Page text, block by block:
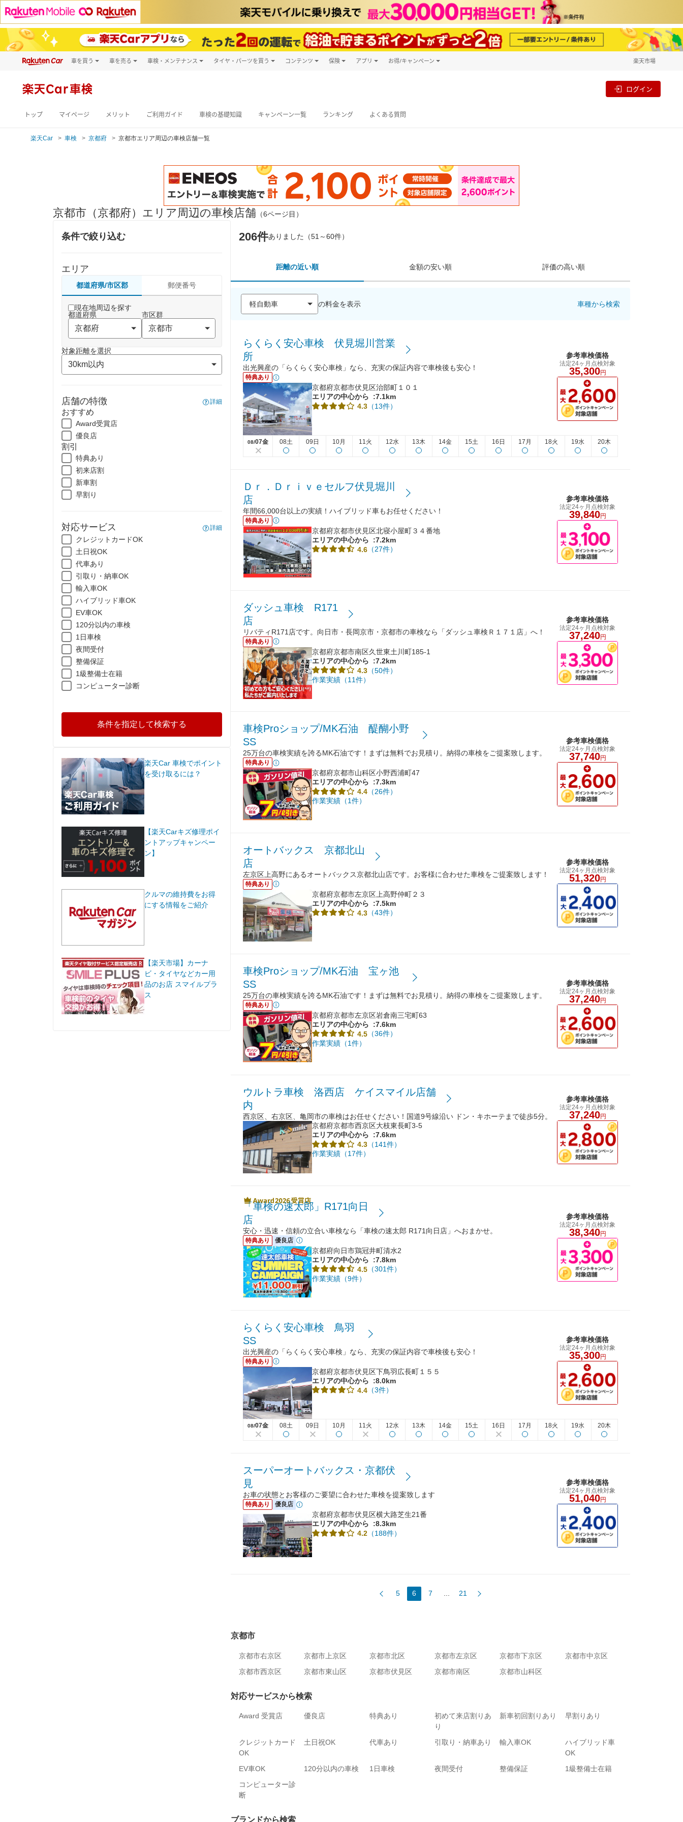
車を買う
新車
車を売る 車検・メンテナンス タイヤ・パーツを買う コンテンツ 保険 アプリ お得/キャンペーン 楽天市場
楽天Car車検 ログイン
トップ マイページ メリット ご利用ガイド 車検の基礎知識 キャンペーン一覧 ランキング よくある質問
楽天Car 車検 京都府 京都市エリア周辺の車検店舗一覧
京都市（京都府）エリア周辺の車検店舗 （6ページ目）
条件で絞り込む
エリア
都道府県/市区郡 郵便番号
現在地周辺を探す
都道府県
市区群
対象距離を選択
店舗の特徴 詳細
おすすめ
Award受賞店
優良店
割引
特典あり
初来店割
新車割
早割り
対応サービス 詳細
クレジットカードOK
土日祝OK
代車あり
引取り・納車OK
輸入車OK
ハイブリッド車OK
EV車OK
120分以内の車検
1日車検
夜間受付
整備保証
1級整備士在籍
コンピューター診断
条件を指定して検索する
楽天Car 車検でポイント
を受け取るには？
【楽天Carキズ修理ポイ
ントアップキャンペー
ン】
クルマの維持費をお得
にする情報をご紹介
【楽天市場】カーナ
ビ・タイヤなどカー用
品のお店 スマイルプラ
ス
206件ありました（51～60件）
距離の近い順 金額の安い順 評価の高い順
の料金を表示 車種から検索
らくらく安心車検 伏見堀川営業
所
出光興産の「らくらく安心車検」なら、充実の保証内容で車検後も安心！
特典あり
京都府京都市伏見区治部町１０１
エリアの中心から
:7.1km
4.3 （13件）
参考車検価格
法定24ヶ月点検対象
35,300円
08/07金 08土 09日 10月 11火 12水 13木 14金 15土 16日 17月 18火 19水 20木
Ｄｒ．Ｄｒｉｖｅセルフ伏見堀川
店
年間66,000台以上の実績！ハイブリッド車もお任せください！
特典あり
京都府京都市伏見区北寝小屋町３４番地
エリアの中心から
:7.2km
4.6 （27件）
参考車検価格
法定24ヶ月点検対象
39,840円
ダッシュ車検 R171
店
リバティR171店です。向日市・長岡京市・京都市の車検なら「ダッシュ車検Ｒ１７１店」へ！
特典あり
京都府京都市南区久世東土川町185-1
エリアの中心から
:7.2km
4.3 （50件）
作業実績（11件）
参考車検価格
法定24ヶ月点検対象
37,240円
車検Proショップ/MK石油 醍醐小野
SS
25万台の車検実績を誇るMK石油です！まずは無料でお見積り。納得の車検をご提案致します。
特典あり
京都府京都市山科区小野西浦町47
エリアの中心から
:7.3km
4.4 （26件）
作業実績（1件）
参考車検価格
法定24ヶ月点検対象
37,740円
オートバックス 京都北山
店
左京区上高野にあるオートバックス京都北山店です。お客様に合わせた車検をご提案致します！
特典あり
京都府京都市左京区上高野仲町２３
エリアの中心から
:7.5km
4.3 （43件）
参考車検価格
法定24ヶ月点検対象
51,320円
車検Proショップ/MK石油 宝ヶ池
SS
25万台の車検実績を誇るMK石油です！まずは無料でお見積り。納得の車検をご提案致します。
特典あり
京都府京都市左京区岩倉南三宅町63
エリアの中心から
:7.6km
4.5 （36件）
作業実績（1件）
参考車検価格
法定24ヶ月点検対象
37,240円
ウルトラ車検 洛西店 ケイスマイル店舗
内
西京区、右京区、亀岡市の車検はお任せください！国道9号線沿い ドン・キホーテまで徒歩5分。
京都府京都市西京区大枝東長町3-5
エリアの中心から
:7.6km
4.3 （141件）
作業実績（17件）
参考車検価格
法定24ヶ月点検対象
37,240円
「車検の速太郎」R171向日
店
安心・迅速・信頼の立合い車検なら「車検の速太郎 R171向日店」へおまかせ。
特典あり 優良店
京都府向日市鶏冠井町清水2
エリアの中心から
:7.8km
4.5 （301件）
作業実績（9件）
参考車検価格
法定24ヶ月点検対象
38,340円
らくらく安心車検 鳥羽
SS
出光興産の「らくらく安心車検」なら、充実の保証内容で車検後も安心！
特典あり
京都府京都市伏見区下鳥羽広長町１５５
エリアの中心から
:8.0km
4.4 （3件）
参考車検価格
法定24ヶ月点検対象
35,300円
08/07金 08土 09日 10月 11火 12水 13木 14金 15土 16日 17月 18火 19水 20木
スーパーオートバックス・京都伏
見
お車の状態とお客様のご要望に合わせた車検を提案致します
特典あり 優良店
京都府京都市伏見区横大路芝生21番
エリアの中心から
:8.3km
4.2 （188件）
参考車検価格
法定24ヶ月点検対象
51,040円
5 6 7 ... 21
京都市
京都市右京区 京都市上京区 京都市北区 京都市左京区 京都市下京区
京都市中京区
京都市西京区
京都市東山区 京都市伏見区 京都市南区 京都市山科区
対応サービスから検索
Award 受賞店 優良店 特典あり
初めて来店割りあ
り
新車初回割りあり 早割りあり
クレジットカード
OK
土日祝OK 代車あり 引取り・納車あり 輸入車OK
ハイブリッド車
OK
EV車OK
120分以内の車検 1日車検 夜間受付 整備保証
1級整備士在籍
コンピューター診
断
ブランドから検索